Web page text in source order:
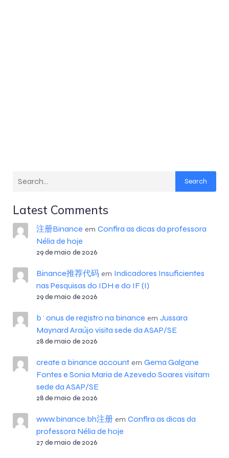
Search
Latest Comments
注册Binance em Confira as dicas da professora
Nélia de hoje
29 de maio de 2026
Binance推荐代码em Indicadores Insuficientes
nas Pesquisas do IDH e do IF (I)
29 de maio de 2026
b^onus de registro na binance em Jussara
Maynard Araújo visita sede da ASAP/SE
28 de maio de 2026
create a binance accountem Gema Galgane
Fontes e Sonia Maria de Azevedo Soares visitam
sede da ASAP/SE
28 de maio de 2026
www.binance.bh注册em Confira as dicas da
professora Nélia de hoje
27 de maio de 2026